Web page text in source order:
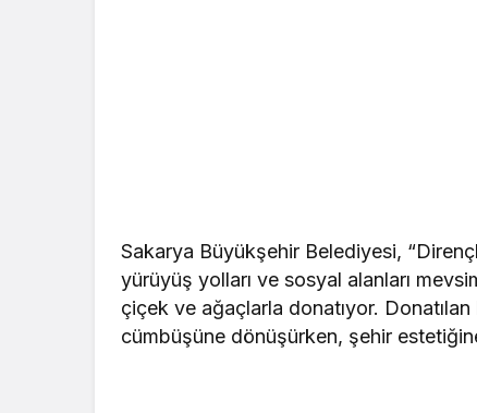
Sakarya Büyükşehir Belediyesi,
yürüyüş yolları ve sosyal alanları
çiçek ve ağaçlarla donatıyor.
cümbüşüne dönüşürken, şehir